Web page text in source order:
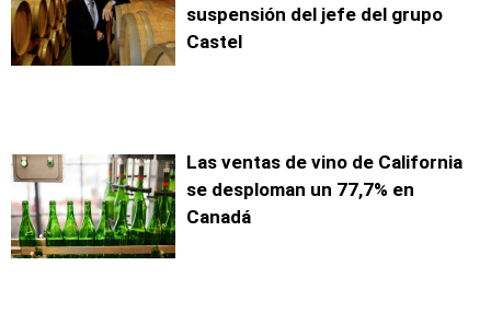
suspensión del jefe del grupo
Castel
Las ventas de vino de California
se desploman un 77,7% en
Canadá